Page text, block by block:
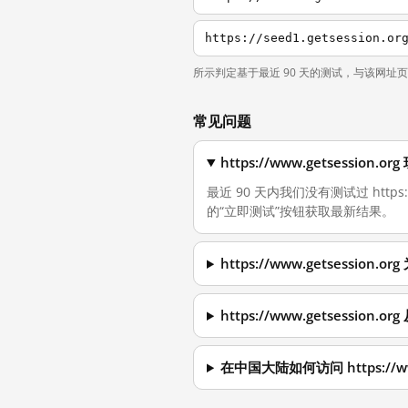
https://
所示判定基于最近 90 天的测试，与该网址
常见问题
https://www.getsession.org
最近 90 天内我们没有测试过
的“立即测试”按钮获取最新结果。
https://www.getsession.org
https://www.getsession.org
在中国大陆如何访问 https://